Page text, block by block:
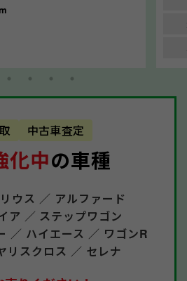
中古車査定
化中の車種
ウス ／ アルファード
ア ／ ステップワゴン
／ ハイエース ／ ワゴンR
リスクロス ／ セレナ